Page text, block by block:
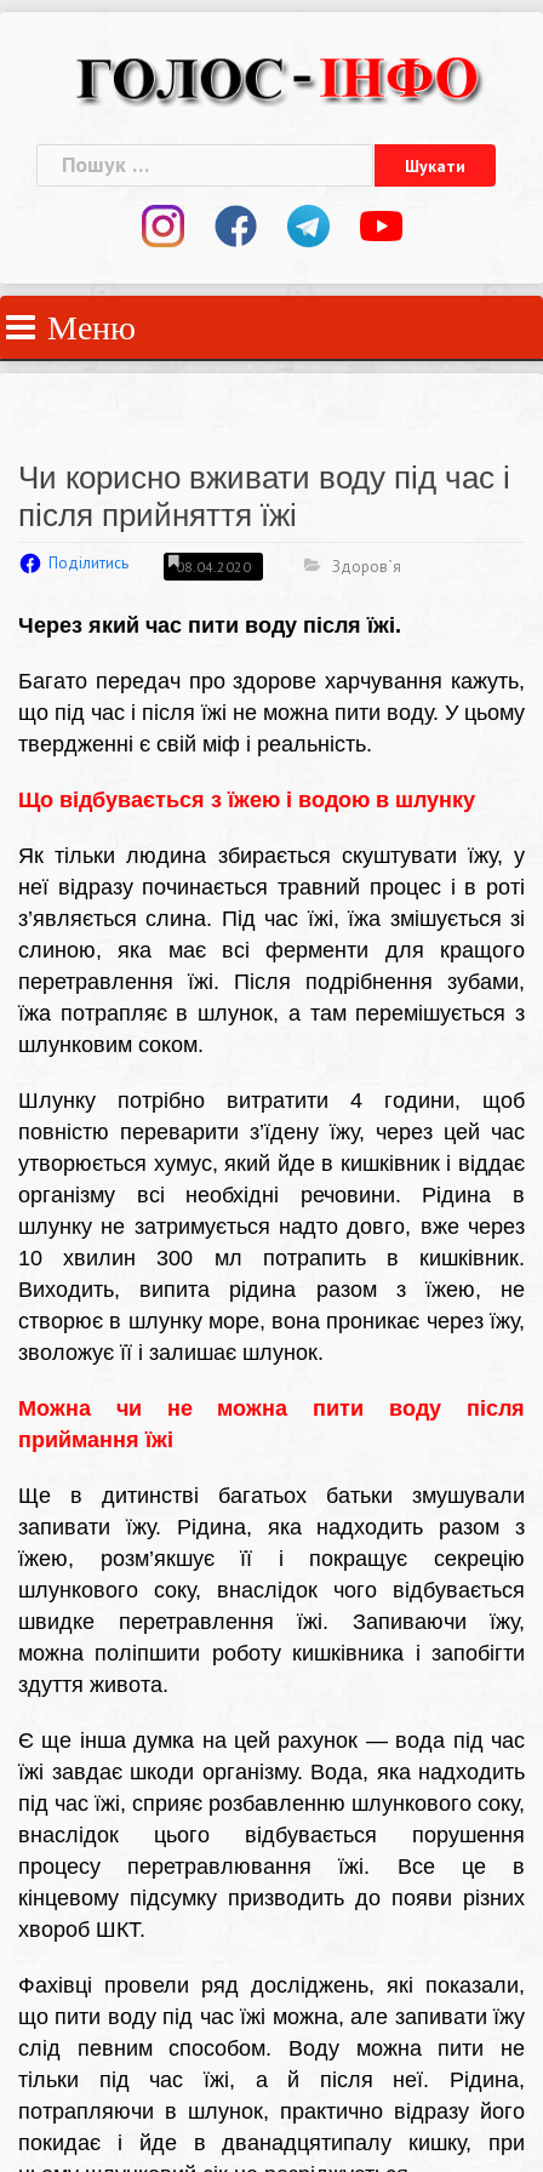
Пошук:
Меню
Чи корисно вживати воду під час і
після прийняття їжі
Поділитись 08.04.2020 Здоров`я
Через який час пити воду після їжі.
Багато передач про здорове харчування кажуть,
що під час і після їжі не можна пити воду. У цьому
твердженні є свій міф і реальність.
Що відбувається з їжею і водою в шлунку
Як тільки людина збирається скуштувати їжу, у
неї відразу починається травний процес і в роті
з’являється слина. Під час їжі, їжа змішується зі
слиною, яка має всі ферменти для кращого
перетравлення їжі. Після подрібнення зубами,
їжа потрапляє в шлунок, а там перемішується з
шлунковим соком.
Шлунку потрібно витратити 4 години, щоб
повністю переварити з’їдену їжу, через цей час
утворюється хумус, який йде в кишківник і віддає
організму всі необхідні речовини. Рідина в
шлунку не затримується надто довго, вже через
10 хвилин 300 мл потрапить в кишківник.
Виходить, випита рідина разом з їжею, не
створює в шлунку море, вона проникає через їжу,
зволожує її і залишає шлунок.
Можна чи не можна пити воду після
приймання їжі
Ще в дитинстві багатьох батьки змушували
запивати їжу. Рідина, яка надходить разом з
їжею, розм’якшує її і покращує секрецію
шлункового соку, внаслідок чого відбувається
швидке перетравлення їжі. Запиваючи їжу,
можна поліпшити роботу кишківника і запобігти
здуття живота.
Є ще інша думка на цей рахунок — вода під час
їжі завдає шкоди організму. Вода, яка надходить
під час їжі, сприяє розбавленню шлункового соку,
внаслідок цього відбувається порушення
процесу перетравлювання їжі. Все це в
кінцевому підсумку призводить до появи різних
хвороб ШКТ.
Фахівці провели ряд досліджень, які показали,
що пити воду під час їжі можна, але запивати їжу
слід певним способом. Воду можна пити не
тільки під час їжі, а й після неї. Рідина,
потрапляючи в шлунок, практично відразу його
покидає і йде в дванадцятипалу кишку, при